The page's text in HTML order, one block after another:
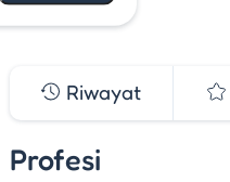
Riwayat
Profesi